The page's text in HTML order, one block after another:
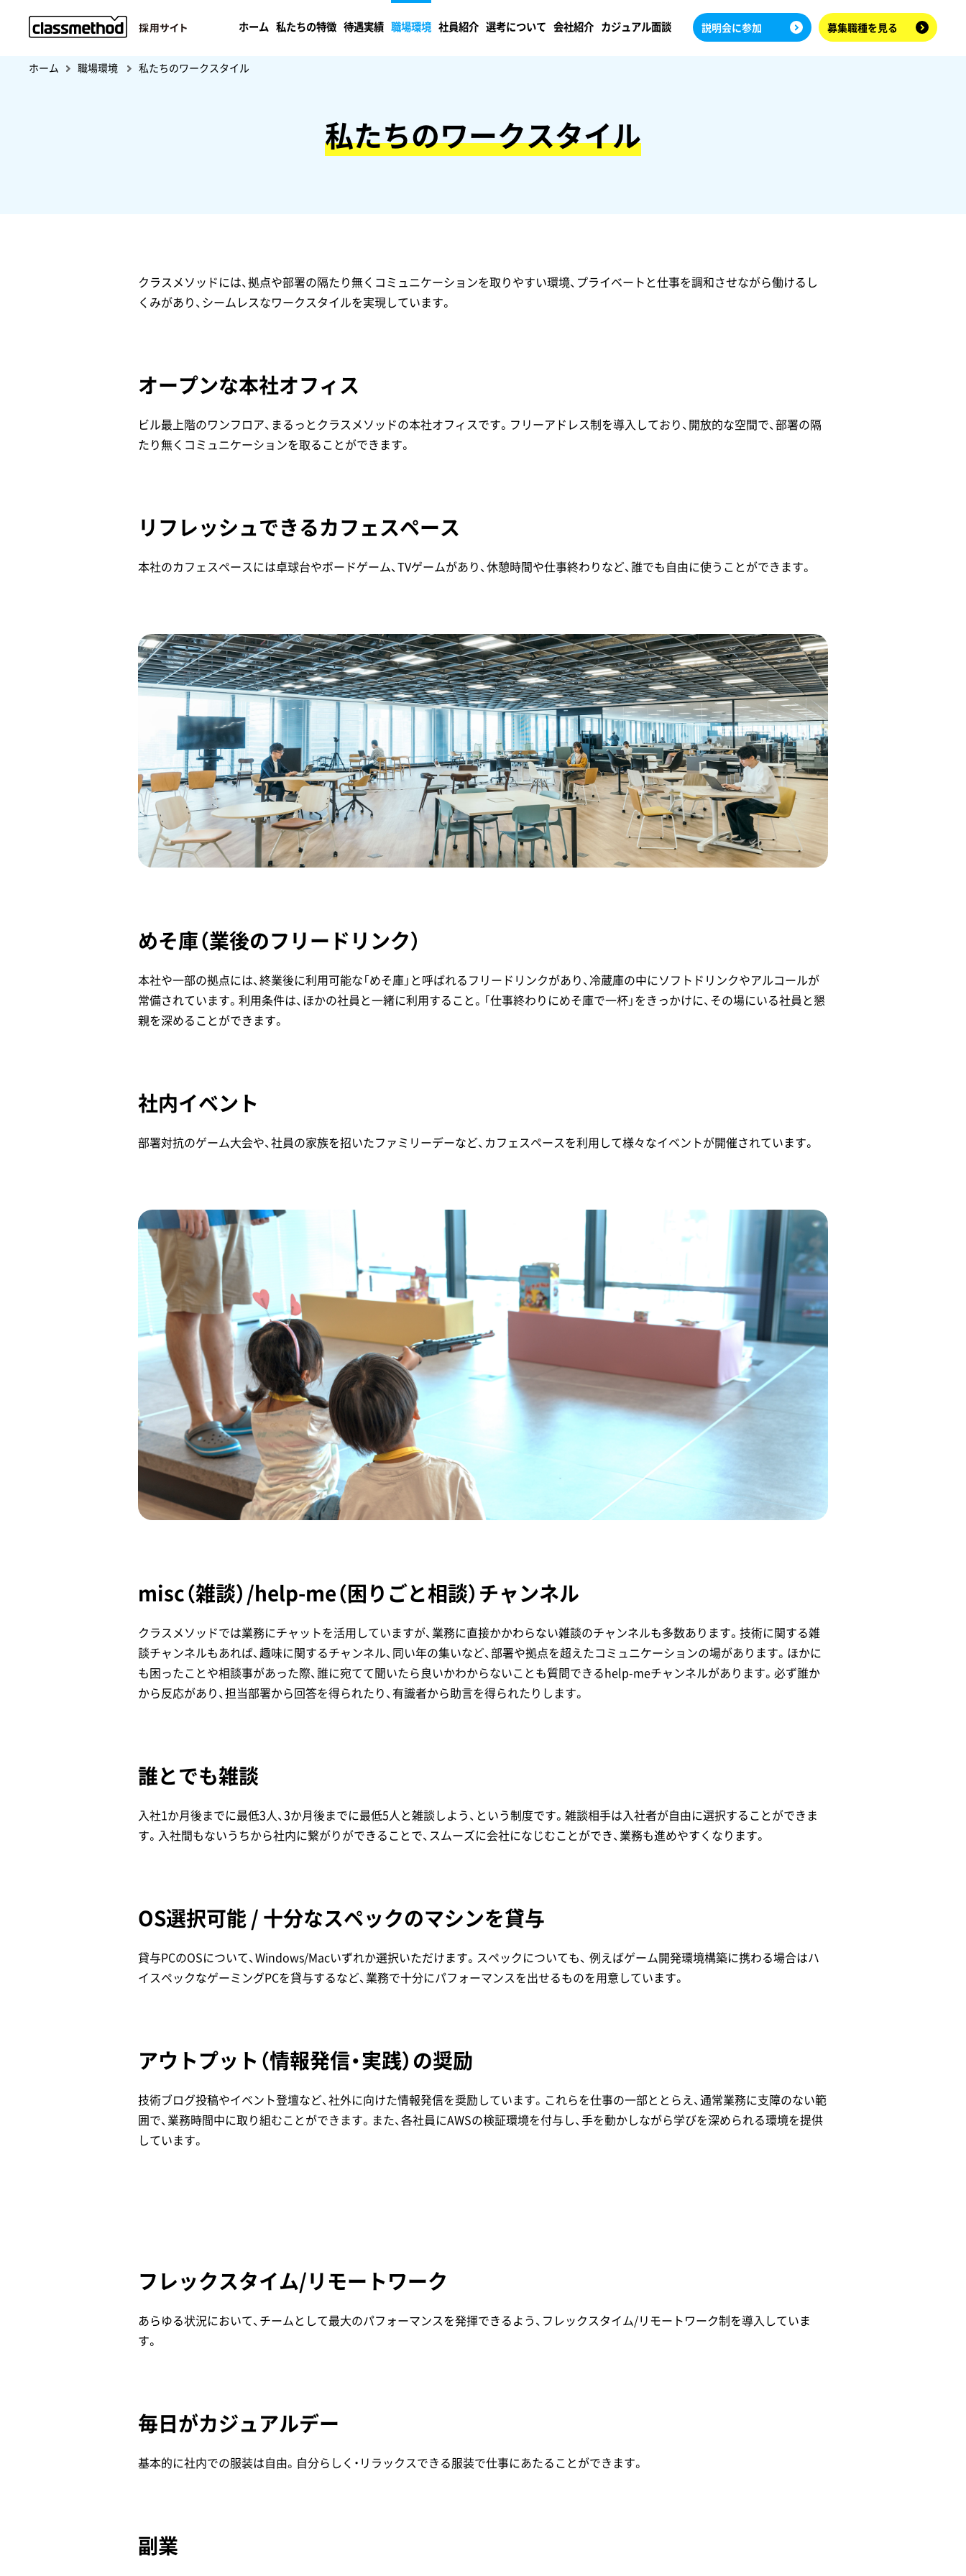
ホーム 私たちの特徴 待遇実績 職場環境 社員紹介 選考について 会社紹介 カジュアル面談 説明会に参加 募集職種を見る
ホーム 職場環境 私たちのワークスタイル
私たちのワークスタイル
クラスメソッドには、拠点や部署の隔たり無くコミュニケーションを取りやすい環境、プライベートと仕事を調和させながら働けるし
くみがあり、シームレスなワークスタイルを実現しています。
オープンな本社オフィス
ビル最上階のワンフロア、まるっとクラスメソッドの本社オフィスです。フリーアドレス制を導入しており、開放的な空間で、部署の隔
たり無くコミュニケーションを取ることができます。
リフレッシュできるカフェスペース
本社のカフェスペースには卓球台やボードゲーム、TVゲームがあり、休憩時間や仕事終わりなど、誰でも自由に使うことができます。
めそ庫（業後のフリードリンク）
本社や一部の拠点には、終業後に利用可能な「めそ庫」と呼ばれるフリードリンクがあり、冷蔵庫の中にソフトドリンクやアルコールが
常備されています。利用条件は、ほかの社員と一緒に利用すること。「仕事終わりにめそ庫で一杯」をきっかけに、その場にいる社員と懇
親を深めることができます。
社内イベント
部署対抗のゲーム大会や、社員の家族を招いたファミリーデーなど、カフェスペースを利用して様々なイベントが開催されています。
misc（雑談）/help-me（困りごと相談）チャンネル
クラスメソッドでは業務にチャットを活用していますが、業務に直接かかわらない雑談のチャンネルも多数あります。技術に関する雑
談チャンネルもあれば、趣味に関するチャンネル、同い年の集いなど、部署や拠点を超えたコミュニケーションの場があります。ほかに
も困ったことや相談事があった際、誰に宛てて聞いたら良いかわからないことも質問できるhelp-meチャンネルがあります。必ず誰か
から反応があり、担当部署から回答を得られたり、有識者から助言を得られたりします。
誰とでも雑談
入社1か月後までに最低3人、3か月後までに最低5人と雑談しよう、という制度です。雑談相手は入社者が自由に選択することができま
す。入社間もないうちから社内に繋がりができることで、スムーズに会社になじむことができ、業務も進めやすくなります。
OS選択可能 / 十分なスペックのマシンを貸与
貸与PCのOSについて、Windows/Macいずれか選択いただけます。スペックについても、 例えばゲーム開発環境構築に携わる場合はハ
イスペックなゲーミングPCを貸与するなど、業務で十分にパフォーマンスを出せるものを用意しています。
アウトプット（情報発信・実践）の奨励
技術ブログ投稿やイベント登壇など、社外に向けた情報発信を奨励しています。これらを仕事の一部ととらえ、通常業務に支障のない範
囲で、業務時間中に取り組むことができます。また、各社員にAWSの検証環境を付与し、手を動かしながら学びを深められる環境を提供
しています。
フレックスタイム/リモートワーク
あらゆる状況において、チームとして最大のパフォーマンスを発揮できるよう、フレックスタイム/リモートワーク制を導入していま
す。
毎日がカジュアルデー
基本的に社内での服装は自由。自分らしく・リラックスできる服装で仕事にあたることができます。
副業